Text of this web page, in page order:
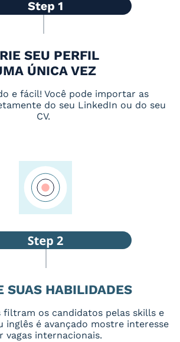
SEU PERFIL
ÚNICA VEZ
e fácil! Você pode importar as
do seu LinkedIn ou do seu
CV.
SUAS HABILIDADES
filtram os candidatos pelas skills e
inglês é avançado mostre interesse
vagas internacionais.